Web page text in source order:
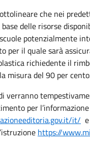
che nei
delle risorse
potenzialmente
per il quale sarà
richiedente il
misura del 90 per
verranno
per
it/
https://